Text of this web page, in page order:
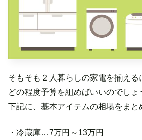
そもそも２人暮らしの家電を揃える
どの程度予算を組めばいいのでしょ
下記に、基本アイテムの相場をまと
・冷蔵庫…7万円～13万円